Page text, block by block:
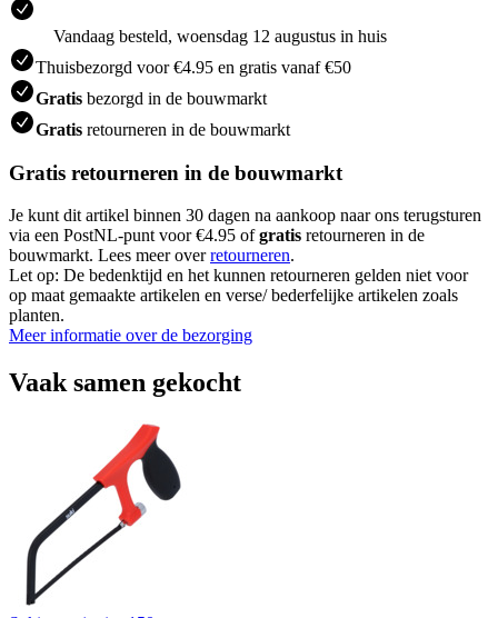
Vandaag besteld, woensdag 12 augustus in huis
Thuisbezorgd voor €4.95 en gratis vanaf €50
Gratis bezorgd in de bouwmarkt
Gratis retourneren in de bouwmarkt
Gratis retourneren in de bouwmarkt
Je kunt dit artikel binnen 30 dagen na aankoop naar ons terugsturen
via een PostNL-punt voor €4.95 ofgratis retourneren in de
bouwmarkt. Lees meer overretourneren.
Let op: De bedenktijd en het kunnen retourneren gelden niet voor
op maat gemaakte artikelen en verse/ bederfelijke artikelen zoals
planten.
Meer informatie over de bezorging
Vaak samen gekocht